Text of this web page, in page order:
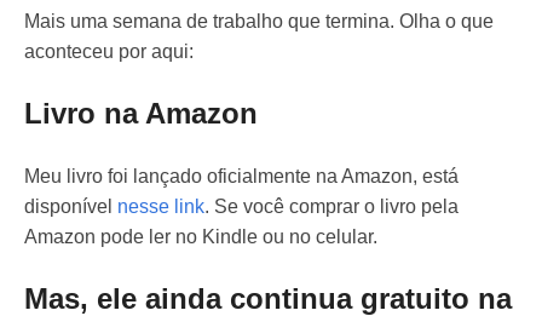
Mais uma semana de trabalho que termina. Olha o que
aconteceu por aqui:
Livro na Amazon
Meu livro foi lançado oficialmente na Amazon, está
disponível nesse link. Se você comprar o livro pela
Amazon pode ler no Kindle ou no celular.
Mas, ele ainda continua gratuito na